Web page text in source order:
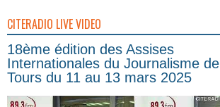
CITERADIO LIVE VIDEO
18ème édition des Assises
Internationales du Journalisme de
Tours du 11 au 13 mars 2025